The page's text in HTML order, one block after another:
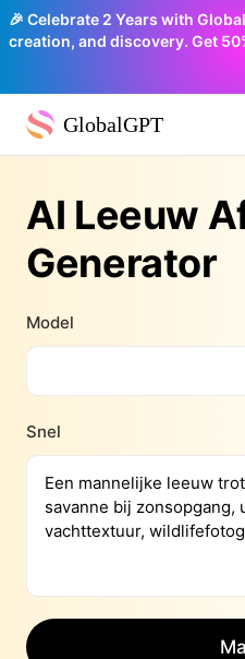
🎉 Celebrate 2 Years with
creation, and discovery. Get
GlobalGPT
AI Leeuw
Generator
Model
Snel